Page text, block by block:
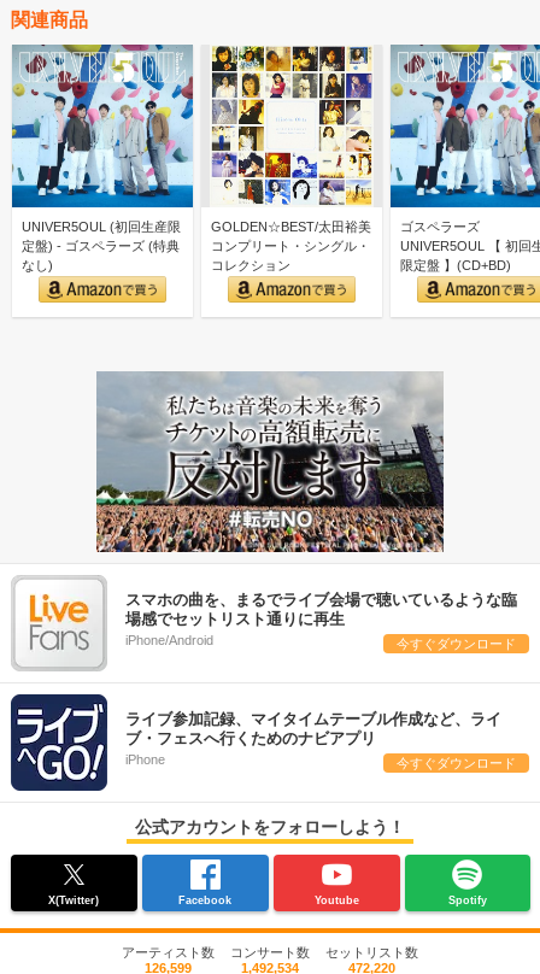
関連商品
UNIVER5OUL (初回生産限
定盤) - ゴスペラーズ (特典
なし)
GOLDEN☆BEST/太田裕美
コンプリート・シングル・
コレクション
ゴスペラーズ
UNIVER5OUL 【 初回
限定盤 】(CD+BD)
スマホの曲を、まるでライブ会場で聴いているような臨
場感でセットリスト通りに再生
iPhone/Android 今すぐダウンロード
ライブ参加記録、マイタイムテーブル作成など、ライ
ブ・フェスへ行くためのナビアプリ
iPhone 今すぐダウンロード
公式アカウントをフォローしよう！
X(Twitter) Facebook Youtube Spotify
アーティスト数
126,599
コンサート数
1,492,534
セットリスト数
472,220